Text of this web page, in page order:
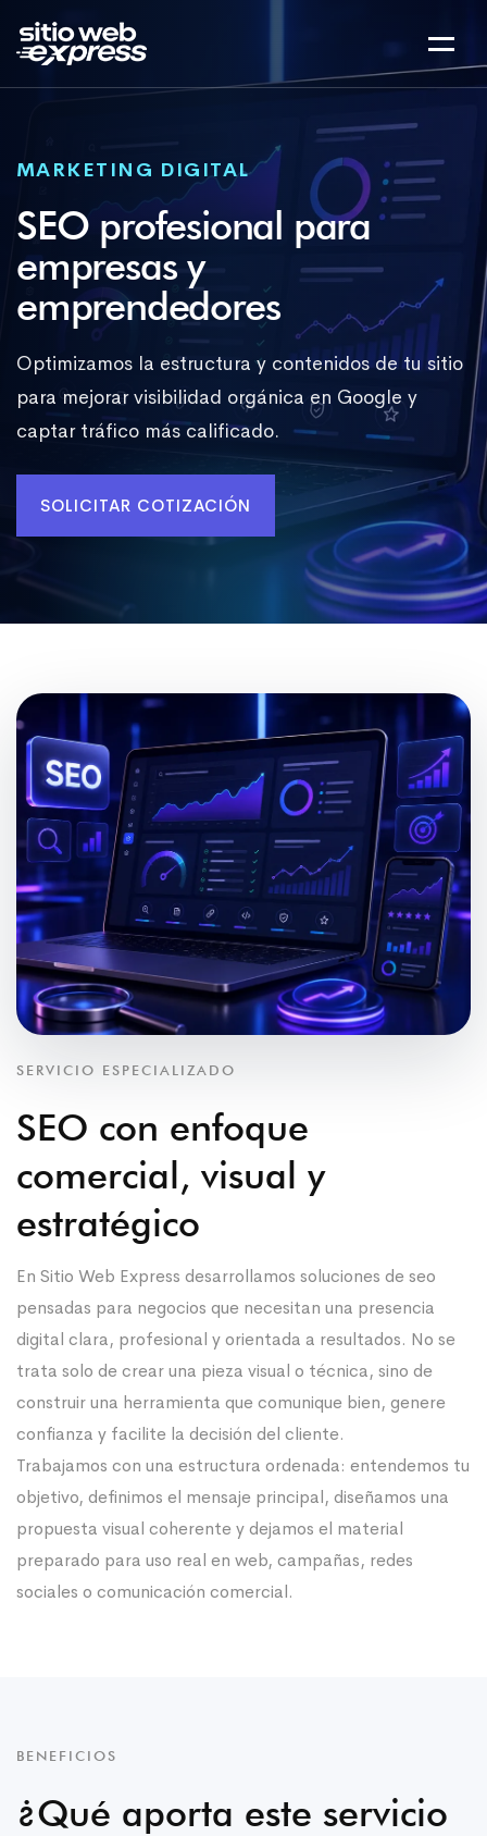
MARKETING DIGITAL
SEO profesional para
empresas y
emprendedores
Optimizamos la estructura y contenidos de tu sitio
para mejorar visibilidad orgánica en Google y
captar tráfico más calificado.
SOLICITAR COTIZACIÓN
SERVICIO ESPECIALIZADO
SEO con enfoque
comercial, visual y
estratégico
En Sitio Web Express desarrollamos soluciones de seo
pensadas para negocios que necesitan una presencia
digital clara, profesional y orientada a resultados. No se
trata solo de crear una pieza visual o técnica, sino de
construir una herramienta que comunique bien, genere
confianza y facilite la decisión del cliente.
Trabajamos con una estructura ordenada: entendemos tu
objetivo, definimos el mensaje principal, diseñamos una
propuesta visual coherente y dejamos el material
preparado para uso real en web, campañas, redes
sociales o comunicación comercial.
BENEFICIOS
¿Qué aporta este servicio